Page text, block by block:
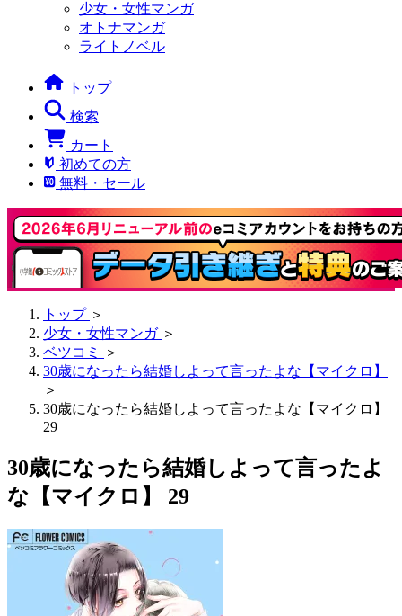
少女・女性マンガ
オトナマンガ
ライトノベル
トップ
検索
カート
初めての方
無料・セール
トップ ＞
少女・女性マンガ ＞
ベツコミ
＞
30歳になったら結婚しよって言ったよな【マイクロ】
＞
30歳になったら結婚しよって言ったよな【マイクロ】
29
30歳になったら結婚しよって言ったよ
な【マイクロ】 29